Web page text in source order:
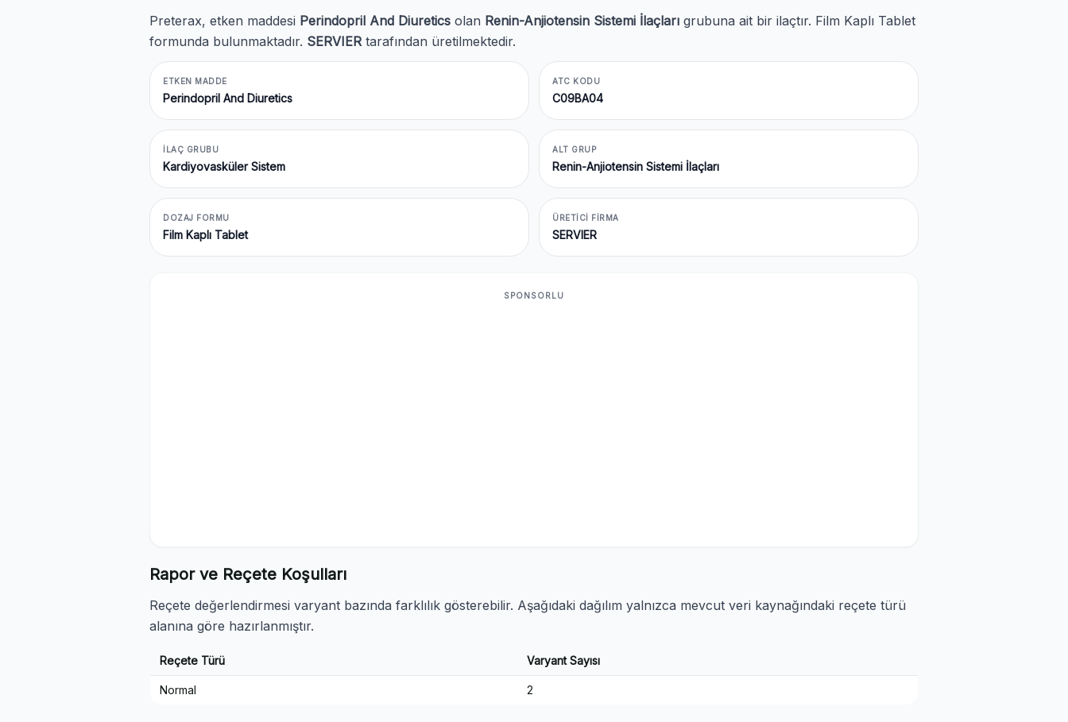
Preterax, etken maddesi Perindopril And Diuretics olan Renin-Anjiotensin Sistemi İlaçları grubuna ait bir ilaçtır. Film Kaplı Tablet
formunda bulunmaktadır. SERVIERtarafından üretilmektedir.
ETKEN MADDE
Perindopril And Diuretics
ATC KODU
C09BA04
İLAÇ GRUBU
Kardiyovasküler Sistem
ALT GRUP
Renin-Anjiotensin Sistemi İlaçları
DOZAJ FORMU
Film Kaplı Tablet
ÜRETICI FIRMA
SERVIER
SPONSORLU
Rapor ve Reçete Koşulları
Reçete değerlendirmesi varyant bazında farklılık gösterebilir. Aşağıdaki dağılım yalnızca mevcut veri kaynağındaki reçete türü
alanına göre hazırlanmıştır.
Reçete Türü Varyant Sayısı
Normal 2